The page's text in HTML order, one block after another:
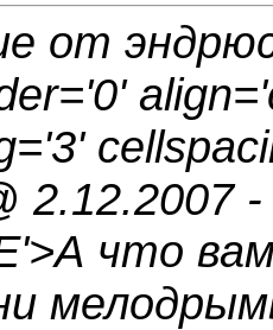
от
2.12.2007
что